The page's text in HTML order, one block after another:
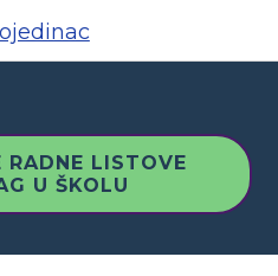
RADNE LISTOVE
U ŠKOLU